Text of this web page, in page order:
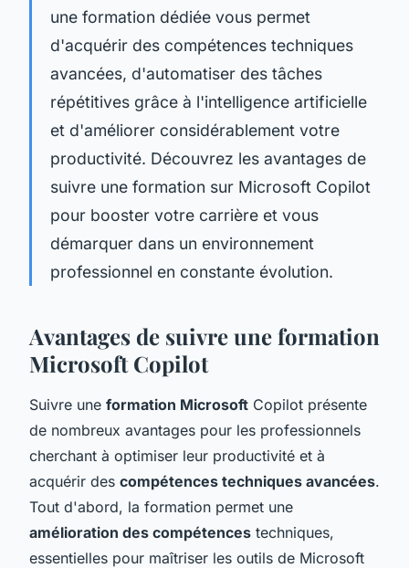
une formation dédiée vous permet
d'acquérir des compétences techniques
avancées, d'automatiser des tâches
répétitives grâce à l'intelligence artificielle
et d'améliorer considérablement votre
productivité. Découvrez les avantages de
suivre une formation sur Microsoft Copilot
pour booster votre carrière et vous
démarquer dans un environnement
professionnel en constante évolution.
Avantages de suivre une formation
Microsoft Copilot
Suivre une formation Microsoft Copilot présente
de nombreux avantages pour les professionnels
cherchant à optimiser leur productivité et à
acquérir des compétences techniques avancées.
Tout d'abord, la formation permet une
amélioration des compétences techniques,
essentielles pour maîtriser les outils de Microsoft